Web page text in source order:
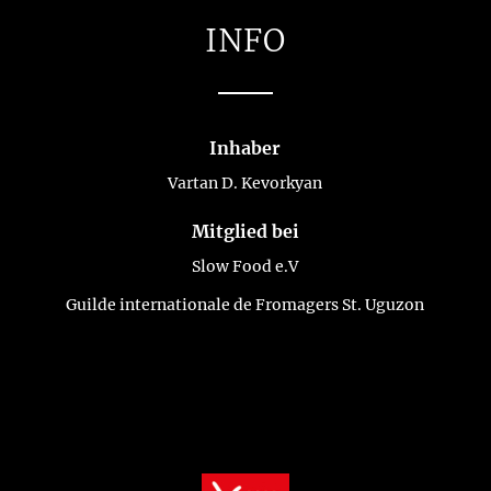
INFO
Inhaber
Vartan D. Kevorkyan
Mitglied bei
Slow Food e.V
Guilde internationale de Fromagers St. Uguzon